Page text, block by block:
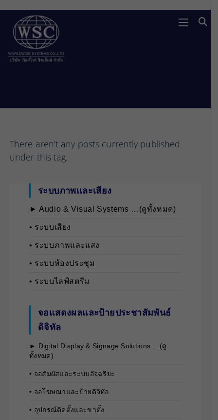
content
There aren't any posts currently published
under this tag.
ระบบภาพและเสียง
► Audio & Visual Systems …(ดูทั้งหมด)
• ระบบเสียง
• ระบบภาพและแสง
• ระบบห้องประชุม
• ระบบไลฟ์สตรีม
จอแสดงผลและป้ายประชาสัมพันธ์
ดิจิทัล
► Digital Display & Signage Solutions …(ดู
ทั้งหมด)
• จอสัมผัสและระบบอัจฉริยะ
• จอโฆษณาและป้ายดิจิทัล
• อุปกรณ์ติดตั้งและขาตั้ง